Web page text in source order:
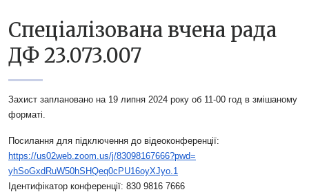
Спеціалізована вчена рада
ДФ 23.073.007
Захист заплановано на 19 липня 2024 року об 11-00 год в змішаному
форматі.
Посилання для підключення до відеоконференції:
https://us02web.zoom.us/j/83098167666?pwd=
yhSoGxdRuW50hSHQeq0cPU16oyXJyo.1
Ідентифікатор конференції: 830 9816 7666